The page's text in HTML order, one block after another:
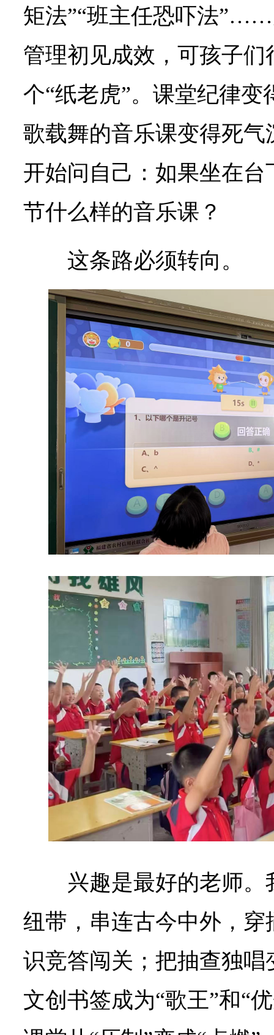
矩法”“班主任恐吓法
管理初见成效，可孩子
个“纸老虎”。课堂纪律
歌载舞的音乐课变得死
开始问自己：如果坐在
节什么样的音乐课？
这条路必须转向。
兴趣是最好的老师
纽带，串连古今中外，
识竞答闯关；把抽查独唱
文创书签成为“歌王”和“